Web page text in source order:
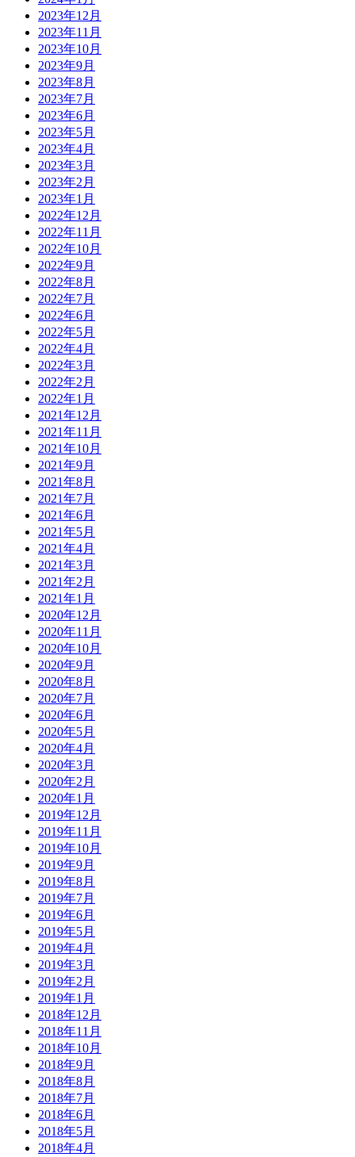
2023年12月
2023年11月
2023年10月
2023年9月
2023年8月
2023年7月
2023年6月
2023年5月
2023年4月
2023年3月
2023年2月
2023年1月
2022年12月
2022年11月
2022年10月
2022年9月
2022年8月
2022年7月
2022年6月
2022年5月
2022年4月
2022年3月
2022年2月
2022年1月
2021年12月
2021年11月
2021年10月
2021年9月
2021年8月
2021年7月
2021年6月
2021年5月
2021年4月
2021年3月
2021年2月
2021年1月
2020年12月
2020年11月
2020年10月
2020年9月
2020年8月
2020年7月
2020年6月
2020年5月
2020年4月
2020年3月
2020年2月
2020年1月
2019年12月
2019年11月
2019年10月
2019年9月
2019年8月
2019年7月
2019年6月
2019年5月
2019年4月
2019年3月
2019年2月
2019年1月
2018年12月
2018年11月
2018年10月
2018年9月
2018年8月
2018年7月
2018年6月
2018年5月
2018年4月